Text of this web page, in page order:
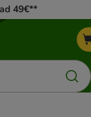
49€**